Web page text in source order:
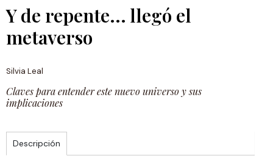
Y de repente... llegó el
metaverso
Silvia Leal
Claves para entender este nuevo universo y sus
implicaciones
Descripción